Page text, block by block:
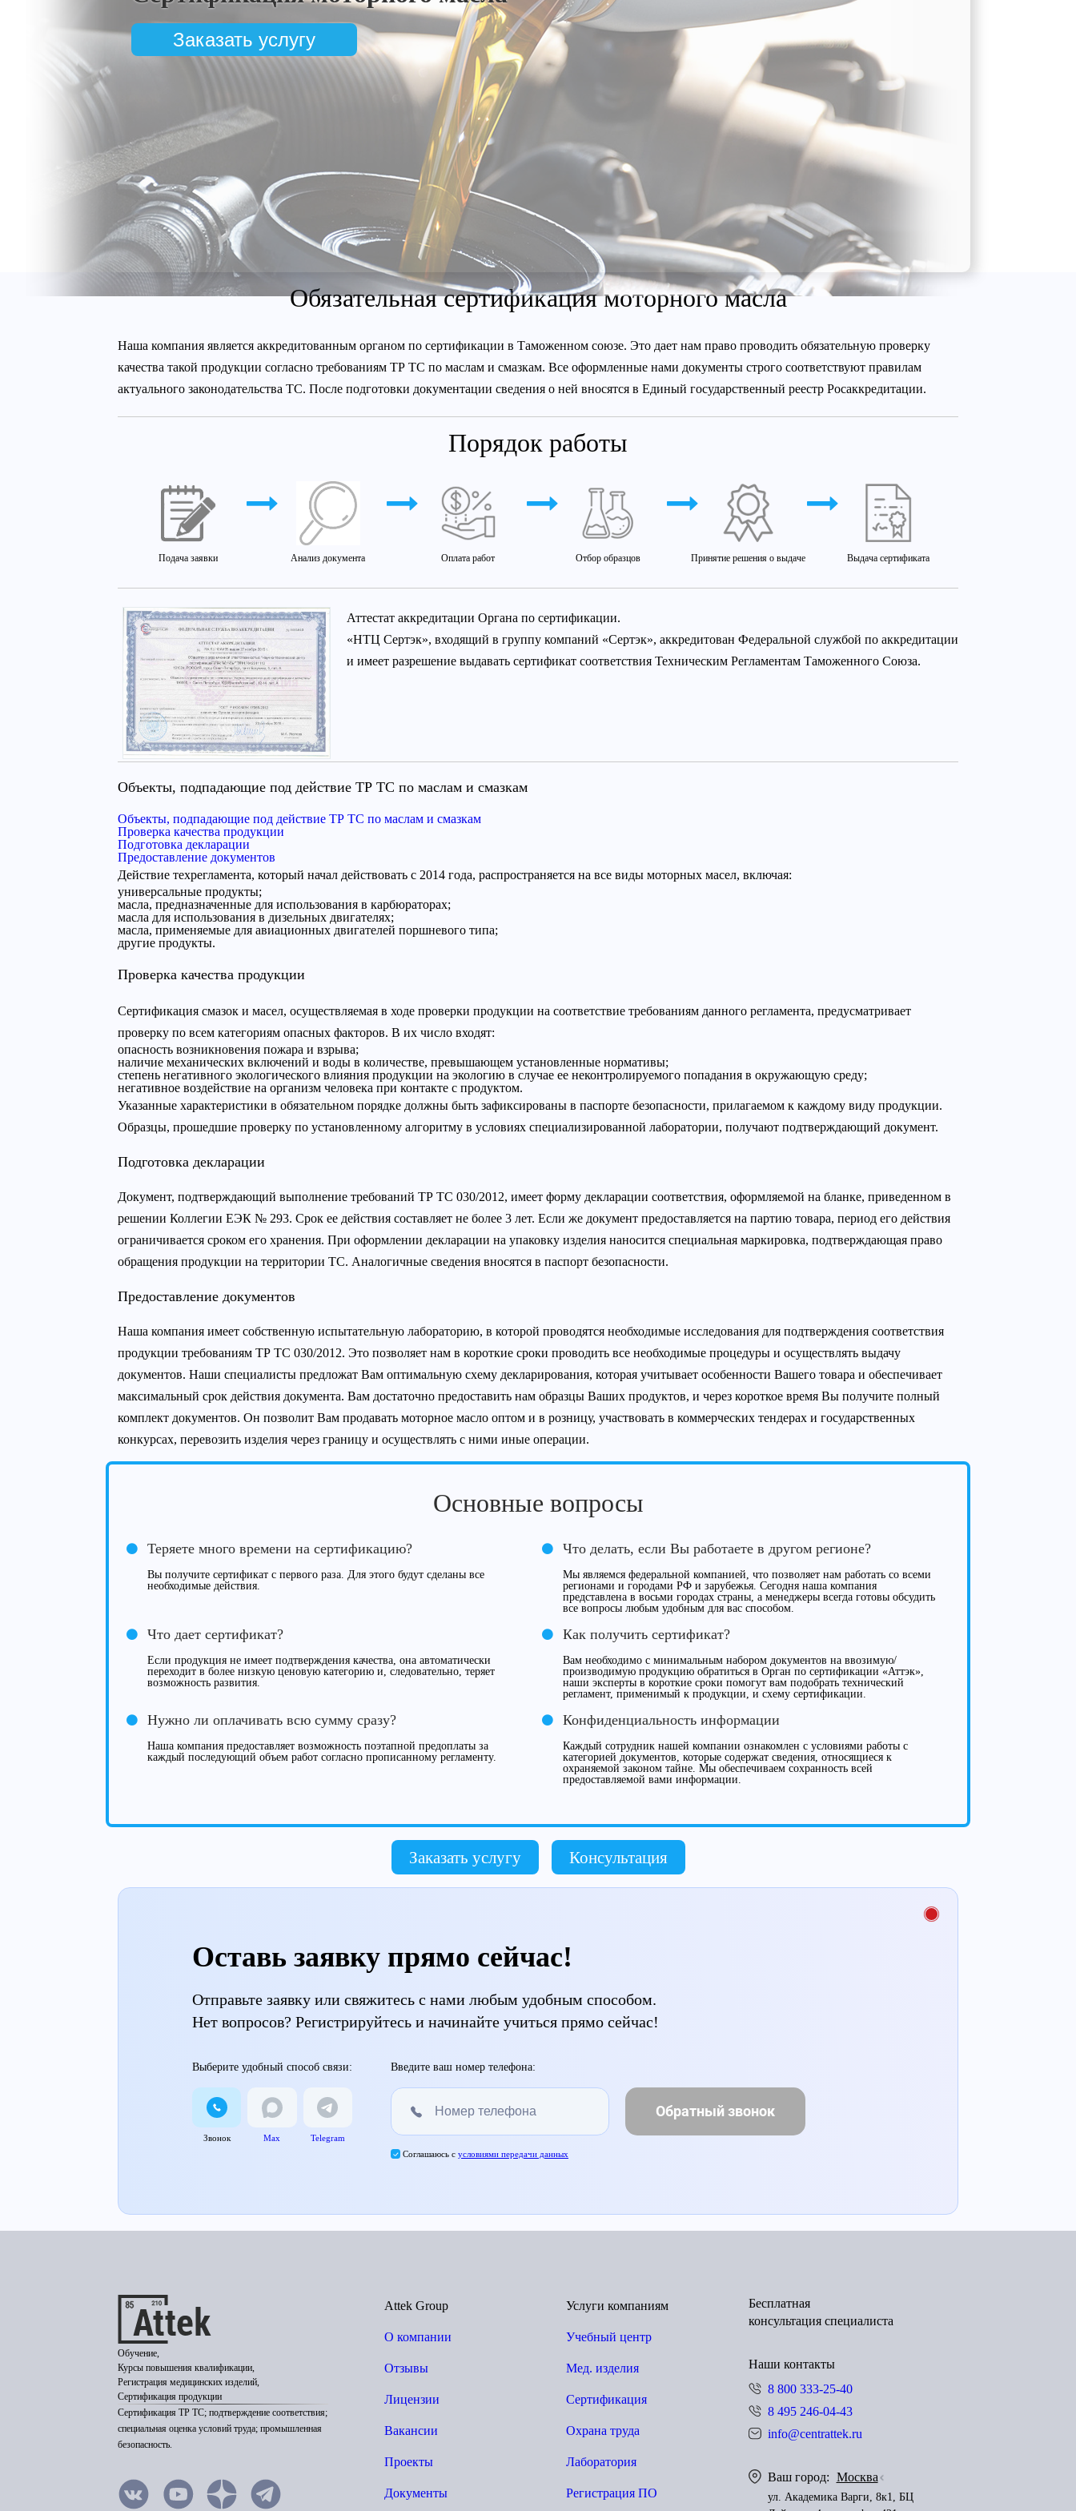
Заказать услугу
Обязательная сертификация моторного масла
Наша компания является аккредитованным органом по сертификации в Таможенном союзе. Это дает нам право проводить обязательную проверку
качества такой продукции согласно требованиям ТР ТС по маслам и смазкам. Все оформленные нами документы строго соответствуют правилам
актуального законодательства ТС. После подготовки документации сведения о ней вносятся в Единый государственный реестр Росаккредитации.
Порядок работы
Подача заявки Анализ документа Оплата работ Отбор образцов Принятие решения о выдаче Выдача сертификата
Аттестат аккредитации Органа по сертификации.
«НТЦ Сертэк», входящий в группу компаний «Сертэк», аккредитован Федеральной службой по аккредитации
и имеет разрешение выдавать сертификат соответствия Техническим Регламентам Таможенного Союза.
Объекты, подпадающие под действие ТР ТС по маслам и смазкам
Объекты, подпадающие под действие ТР ТС по маслам и смазкам
Проверка качества продукции
Подготовка декларации
Предоставление документов
Действие техрегламента, который начал действовать с 2014 года, распространяется на все виды моторных масел, включая:
универсальные продукты;
масла, предназначенные для использования в карбюраторах;
масла для использования в дизельных двигателях;
масла, применяемые для авиационных двигателей поршневого типа;
другие продукты.
Проверка качества продукции
Сертификация смазок и масел, осуществляемая в ходе проверки продукции на соответствие требованиям данного регламента, предусматривает
проверку по всем категориям опасных факторов. В их число входят:
опасность возникновения пожара и взрыва;
наличие механических включений и воды в количестве, превышающем установленные нормативы;
степень негативного экологического влияния продукции на экологию в случае ее неконтролируемого попадания в окружающую среду;
негативное воздействие на организм человека при контакте с продуктом.
Указанные характеристики в обязательном порядке должны быть зафиксированы в паспорте безопасности, прилагаемом к каждому виду продукции.
Образцы, прошедшие проверку по установленному алгоритму в условиях специализированной лаборатории, получают подтверждающий документ.
Подготовка декларации
Документ, подтверждающий выполнение требований ТР ТС 030/2012, имеет форму декларации соответствия, оформляемой на бланке, приведенном в
решении Коллегии ЕЭК № 293. Срок ее действия составляет не более 3 лет. Если же документ предоставляется на партию товара, период его действия
ограничивается сроком его хранения. При оформлении декларации на упаковку изделия наносится специальная маркировка, подтверждающая право
обращения продукции на территории ТС. Аналогичные сведения вносятся в паспорт безопасности.
Предоставление документов
Наша компания имеет собственную испытательную лабораторию, в которой проводятся необходимые исследования для подтверждения соответствия
продукции требованиям ТР ТС 030/2012. Это позволяет нам в короткие сроки проводить все необходимые процедуры и осуществлять выдачу
документов. Наши специалисты предложат Вам оптимальную схему декларирования, которая учитывает особенности Вашего товара и обеспечивает
максимальный срок действия документа. Вам достаточно предоставить нам образцы Ваших продуктов, и через короткое время Вы получите полный
комплект документов. Он позволит Вам продавать моторное масло оптом и в розницу, участвовать в коммерческих тендерах и государственных
конкурсах, перевозить изделия через границу и осуществлять с ними иные операции.
Основные вопросы
Теряете много времени на сертификацию?
Вы получите сертификат с первого раза. Для этого будут сделаны все
необходимые действия.
Что делать, если Вы работаете в другом регионе?
Мы являемся федеральной компанией, что позволяет нам работать со всеми
регионами и городами РФ и зарубежья. Сегодня наша компания
представлена в восьми городах страны, а менеджеры всегда готовы обсудить
все вопросы любым удобным для вас способом.
Что дает сертификат?
Если продукция не имеет подтверждения качества, она автоматически
переходит в более низкую ценовую категорию и, следовательно, теряет
возможность развития.
Как получить сертификат?
Вам необходимо с минимальным набором документов на ввозимую/
производимую продукцию обратиться в Орган по сертификации «Аттэк»,
наши эксперты в короткие сроки помогут вам подобрать технический
регламент, применимый к продукции, и схему сертификации.
Нужно ли оплачивать всю сумму сразу?
Наша компания предоставляет возможность поэтапной предоплаты за
каждый последующий объем работ согласно прописанному регламенту.
Конфиденциальность информации
Каждый сотрудник нашей компании ознакомлен с условиями работы с
категорией документов, которые содержат сведения, относящиеся к
охраняемой законом тайне. Мы обеспечиваем сохранность всей
предоставляемой вами информации.
Заказать услугу Консультация
Оставь заявку прямо сейчас!
Отправьте заявку или свяжитесь с нами любым удобным способом.
Нет вопросов? Регистрируйтесь и начинайте учиться прямо сейчас!
Выберите удобный способ связи:
Звонок Max Telegram
Введите ваш номер телефона:
Обратный звонок
Соглашаюсь с условиями передачи данных
Обучение,
Курсы повышения квалификации,
Регистрация медицинских изделий,
Сертификация продукции
Сертификация ТР ТС; подтверждение соответствия;
специальная оценка условий труда; промышленная
безопасность.
Attek Group
О компании
Отзывы
Лицензии
Вакансии
Проекты
Документы
Услуги компаниям
Учебный центр
Мед. изделия
Сертификация
Охрана труда
Лаборатория
Регистрация ПО
Бесплатная
консультация специалиста
Наши контакты
8 800 333-25-40
8 495 246-04-43
info@centrattek.ru
Ваш город: Москва
ул. Академика Варги, 8к1, БЦ